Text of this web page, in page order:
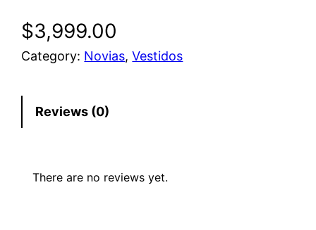
$3,999.00
Category: Novias, Vestidos
Reviews (0)
There are no reviews yet.